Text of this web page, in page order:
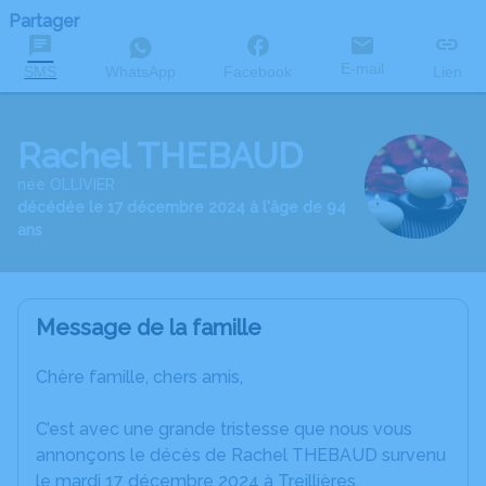
Partager
SMS WhatsApp Facebook E-mail Lien
Rachel THEBAUD
née OLLIVIER
décédée le 17 décembre 2024 à l'âge de 94
ans
Message de la famille
Chère famille, chers amis,
C’est avec une grande tristesse que nous vous
annonçons le décès de Rachel THEBAUD survenu
le mardi 17 décembre 2024 à Treillières.